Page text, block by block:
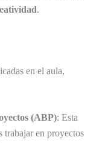
.
en el aula,
(ABP): Esta
trabajar en proyectos